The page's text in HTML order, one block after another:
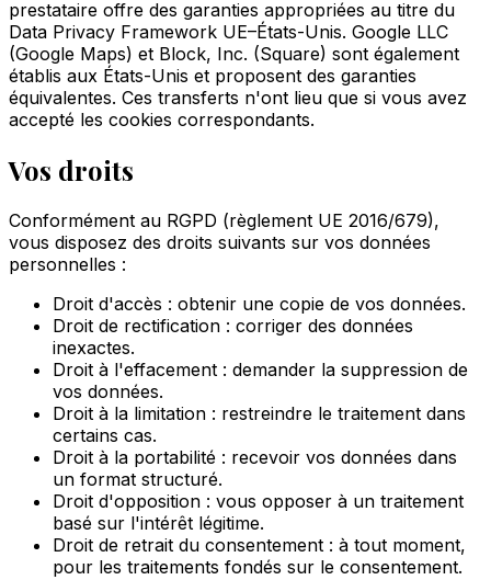
prestataire offre des garanties appropriées au titre du
Data Privacy Framework UE–États-Unis. Google LLC
(Google Maps) et Block, Inc. (Square) sont également
établis aux États-Unis et proposent des garanties
équivalentes. Ces transferts n'ont lieu que si vous avez
accepté les cookies correspondants.
Vos droits
Conformément au RGPD (règlement UE 2016/679),
vous disposez des droits suivants sur vos données
personnelles :
Droit d'accès : obtenir une copie de vos données.
Droit de rectification : corriger des données
inexactes.
Droit à l'effacement : demander la suppression de
vos données.
Droit à la limitation : restreindre le traitement dans
certains cas.
Droit à la portabilité : recevoir vos données dans
un format structuré.
Droit d'opposition : vous opposer à un traitement
basé sur l'intérêt légitime.
Droit de retrait du consentement : à tout moment,
pour les traitements fondés sur le consentement.